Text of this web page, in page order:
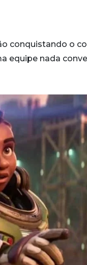
conquistando o
equipe nada